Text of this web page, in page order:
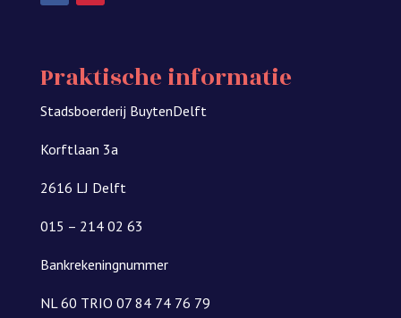
Praktische informatie
Stadsboerderij BuytenDelft
Korftlaan 3a
2616 LJ Delft
015 – 214 02 63
Bankrekeningnummer
NL 60 TRIO 07 84 74 76 79